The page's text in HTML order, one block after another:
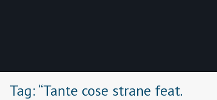
Tag: “Tante cose strane feat.